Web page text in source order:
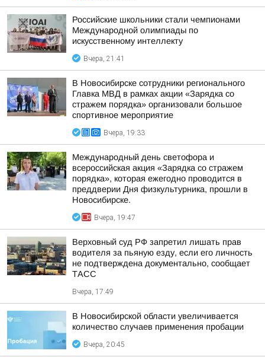
Российские школьники стали чемпионами
Международной олимпиады по
искусственному интеллекту
Вчера, 21:41
В Новосибирске сотрудники регионального
Главка МВД в рамках акции «Зарядка со
стражем порядка» организовали большое
спортивное мероприятие
Вчера, 19:33
Международный день светофора и
всероссийская акция «Зарядка со стражем
порядка», которая ежегодно проводится в
преддверии Дня физкультурника, прошли в
Новосибирске.
Вчера, 19:47
Верховный суд РФ запретил лишать прав
водителя за пьяную езду, если его личность
не подтверждена документально, сообщает
ТАСС
Вчера, 17:49
В Новосибирской области увеличивается
количество случаев применения пробации
Вчера, 20:45